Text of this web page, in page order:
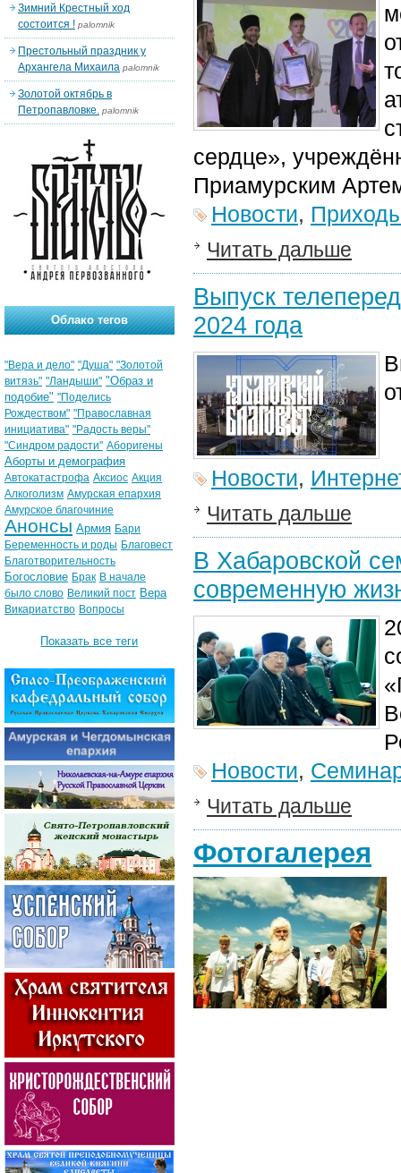
сердце»,
Приамурским
Новости,
Читать дальше
Выпуск
2024 года
Новости,
Читать дальше
В Хабаровской
современную
Новости,
Читать дальше
Фотогалерея
Зимний Крестный ход
состоится ! palomnik
Престольный праздник у
Архангела Михаила palomnik
Золотой октябрь в
Петропавловке. palomnik
Облако тегов
"Вера и дело" "Душа" "Золотой
витязь" "Ландыши" "Образ и
подобие" "Поделись
Рождеством" "Православная
инициатива" "Радость веры"
"Синдром радости" Аборигены
Аборты и демография
Автокатастрофа Аксиос Акция
Алкоголизм Амурская епархия
Амурское благочиние
Анонсы Армия Бари
Беременность и роды Благовест
Благотворительность
Богословие Брак В начале
было слово Великий пост Вера
Викариатство Вопросы
Показать все теги